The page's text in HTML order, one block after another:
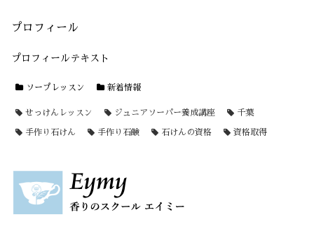
プロフィール
プロフィールテキスト
ソープレッスン 新着情報
せっけんレッスン ジュニアソーパー養成講座 千葉
手作り石けん 手作り石鹸 石けんの資格 資格取得